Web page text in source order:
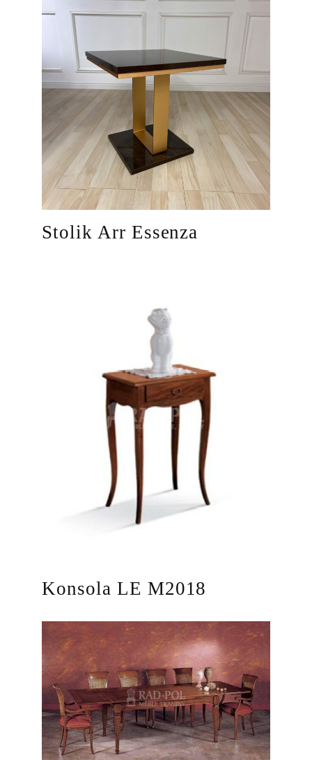
Stolik Arr Essenza
Konsola LE M2018